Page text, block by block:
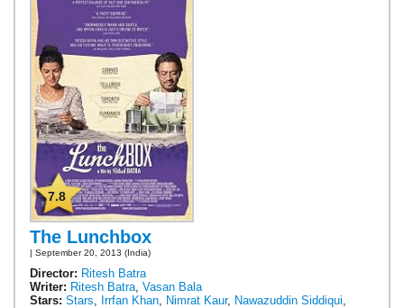
7.8
The Lunchbox
| September 20, 2013 (India)
Director: Ritesh Batra
Writer: Ritesh Batra Vasan Bala
Stars: Stars Irrfan Khan Nimrat Kaur, Nawazuddin Siddiqui